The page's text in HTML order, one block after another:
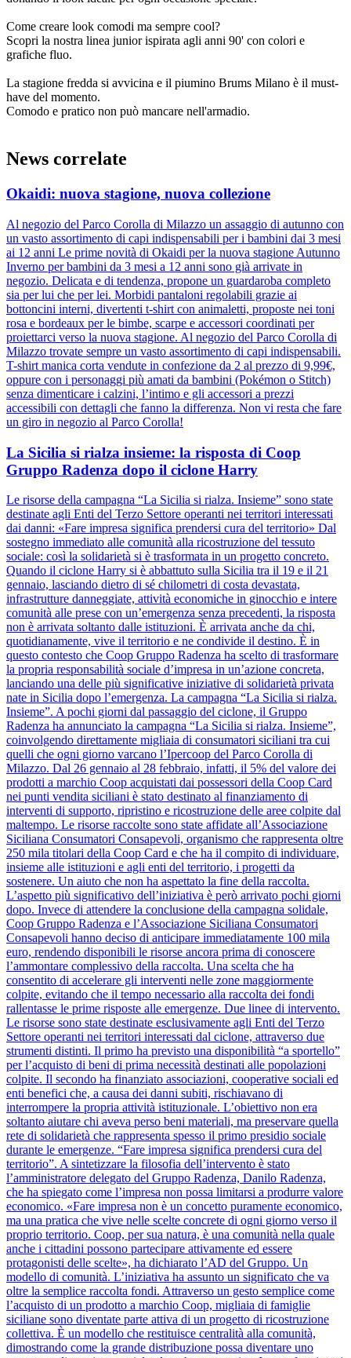
Come creare look comodi ma sempre cool?
Scopri la nostra linea junior ispirata agli anni 90' con colori e
grafiche fluo.
La stagione fredda si avvicina e il piumino Brums Milano è il must-
have del momento.
Comodo e pratico non può mancare nell'armadio.
News correlate
Okaidi: nuova stagione, nuova collezione
Al negozio del Parco Corolla di Milazzo un assaggio di autunno con
un vasto assortimento di capi indispensabili per i bambini dai 3 mesi
ai 12 anni Le prime novità di Okaidi per la nuova stagione Autunno
Inverno per bambini da 3 mesi a 12 anni sono già arrivate in
negozio. Delicata e di tendenza, propone un guardaroba completo
sia per lui che per lei. Morbidi pantaloni regolabili grazie ai
bottoncini interni, divertenti t-shirt con animaletti, proposte nei toni
rosa e bordeaux per le bimbe, scarpe e accessori coordinati per
proiettarci verso la nuova stagione. Al negozio del Parco Corolla di
Milazzo trovate sempre un vasto assortimento di capi indispensabili.
T-shirt manica corta vendute in confezione da 2 al prezzo di 9,99€,
oppure con i personaggi più amati da bambini (Pokémon o Stitch)
senza dimenticare i calzini, l’intimo e gli accessori a prezzi
accessibili con dettagli che fanno la differenza. Non vi resta che fare
un giro in negozio al Parco Corolla!
La Sicilia si rialza insieme: la risposta di Coop
Gruppo Radenza dopo il ciclone Harry
Le risorse della campagna “La Sicilia si rialza. Insieme” sono state
destinate agli Enti del Terzo Settore operanti nei territori interessati
dai danni: «Fare impresa significa prendersi cura del territorio» Dal
sostegno immediato alle comunità alla ricostruzione del tessuto
sociale: così la solidarietà si è trasformata in un progetto concreto.
Quando il ciclone Harry si è abbattuto sulla Sicilia tra il 19 e il 21
gennaio, lasciando dietro di sé chilometri di costa devastata,
infrastrutture danneggiate, attività economiche in ginocchio e intere
comunità alle prese con un’emergenza senza precedenti, la risposta
non è arrivata soltanto dalle istituzioni. È arrivata anche da chi,
quotidianamente, vive il territorio e ne condivide il destino. È in
questo contesto che Coop Gruppo Radenza ha scelto di trasformare
la propria responsabilità sociale d’impresa in un’azione concreta,
lanciando una delle più significative iniziative di solidarietà privata
nate in Sicilia dopo l’emergenza. La campagna “La Sicilia si rialza.
Insieme”. A pochi giorni dal passaggio del ciclone, il Gruppo
Radenza ha annunciato la campagna “La Sicilia si rialza. Insieme”,
coinvolgendo direttamente migliaia di consumatori siciliani tra cui
quelli che ogni giorno varcano l’Ipercoop del Parco Corolla di
Milazzo. Dal 26 gennaio al 28 febbraio, infatti, il 5% del valore dei
prodotti a marchio Coop acquistati dai possessori della Coop Card
nei punti vendita siciliani è stato destinato al finanziamento di
interventi di supporto, ripristino e ricostruzione delle aree colpite dal
maltempo. Le risorse raccolte sono state affidate all’Associazione
Siciliana Consumatori Consapevoli, organismo che rappresenta oltre
250 mila titolari della Coop Card e che ha il compito di individuare,
insieme alle istituzioni e agli enti del territorio, i progetti da
sostenere. Un aiuto che non ha aspettato la fine della raccolta.
L’aspetto più significativo dell’iniziativa è però arrivato pochi giorni
dopo. Invece di attendere la conclusione della campagna solidale,
Coop Gruppo Radenza e l’Associazione Siciliana Consumatori
Consapevoli hanno deciso di anticipare immediatamente 100 mila
euro, rendendo disponibili le risorse ancora prima di conoscere
l’ammontare complessivo della raccolta. Una scelta che ha
consentito di accelerare gli interventi nelle zone maggiormente
colpite, evitando che il tempo necessario alla raccolta dei fondi
rallentasse le prime risposte alle emergenze. Due linee di intervento.
Le risorse sono state destinate esclusivamente agli Enti del Terzo
Settore operanti nei territori interessati dal ciclone, attraverso due
strumenti distinti. Il primo ha previsto una disponibilità “a sportello”
per l’acquisto di beni di prima necessità destinati alle popolazioni
colpite. Il secondo ha finanziato associazioni, cooperative sociali ed
enti benefici che, a causa dei danni subiti, rischiavano di
interrompere la propria attività istituzionale. L’obiettivo non era
soltanto aiutare chi aveva perso beni materiali, ma preservare quella
rete di solidarietà che rappresenta spesso il primo presidio sociale
durante le emergenze. “Fare impresa significa prendersi cura del
territorio”. A sintetizzare la filosofia dell’intervento è stato
l’amministratore delegato del Gruppo Radenza, Danilo Radenza,
che ha spiegato come l’impresa non possa limitarsi a produrre valore
economico. «Fare impresa non è un concetto puramente economico,
ma una pratica che vive nelle scelte concrete di ogni giorno verso il
proprio territorio. Coop, per sua natura, è una comunità nella quale
anche i cittadini possono partecipare attivamente ed essere
protagonisti delle scelte», ha dichiarato l’AD del Gruppo. Un
modello di comunità. L’iniziativa ha assunto un significato che va
oltre la semplice raccolta fondi. Attraverso un gesto semplice come
l’acquisto di un prodotto a marchio Coop, migliaia di famiglie
siciliane sono diventate parte attiva di un progetto di ricostruzione
collettiva. È un modello che restituisce centralità alla comunità,
dimostrando come la grande distribuzione possa diventare uno